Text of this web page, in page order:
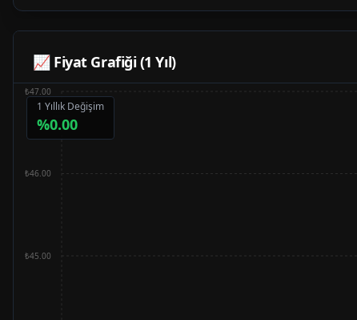
📈 Fiyat Grafiği (1 Yıl)
1 Yıllık Değişim
%0.00
₺45.00
₺46.00
₺47.00